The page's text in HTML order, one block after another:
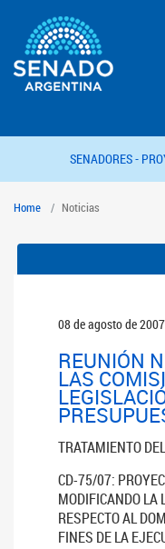
SENADORES -
Home Noticias
08 de agosto de 2007
REUNIÓN
LAS
TRATAMIENTO
CD-75/07:
MODIFICANDO
RESPECTO AL
FINES DE LA